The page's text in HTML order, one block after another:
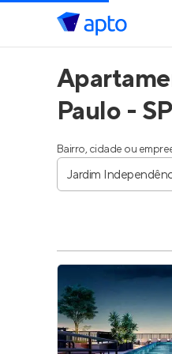
Paulo - SP
Bairro, cidade ou